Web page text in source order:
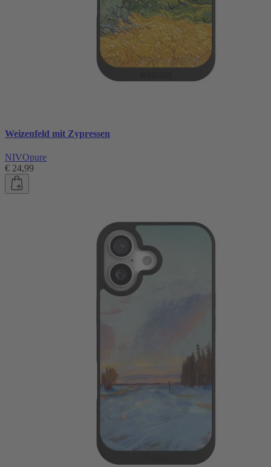
Weizenfeld mit Zypressen
NIVOpure
€ 24,99